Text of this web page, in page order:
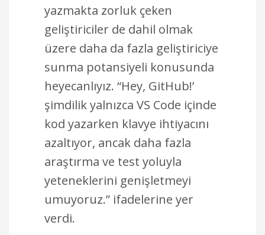
yazmakta zorluk çeken
geliştiriciler de dahil olmak
üzere daha da fazla geliştiriciye
sunma potansiyeli konusunda
heyecanlıyız. “Hey, GitHub!’
şimdilik yalnızca VS Code içinde
kod yazarken klavye ihtiyacını
azaltıyor, ancak daha fazla
araştırma ve test yoluyla
yeteneklerini genişletmeyi
umuyoruz.” ifadelerine yer
verdi.